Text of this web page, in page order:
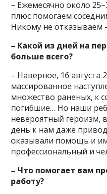
– Ежемесячно около
плюс помогаем
Никому не отказываем
– Какой из дней на
больше всего?
– Наверное, 16 августа
массированное
множество раненых, к
погибшие… Но наши
невероятный героизм,
день к нам даже
оказывали помощь и
профессиональный и
– Что помогает вам
работу?